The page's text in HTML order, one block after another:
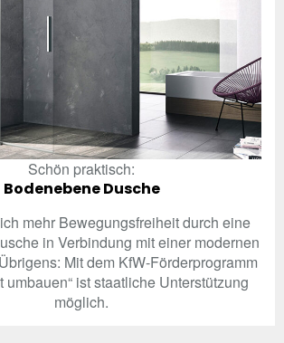
Schön praktisch:
Bodenebene Dusche
mehr Bewegungsfreiheit durch eine
in Verbindung mit einer modernen
Mit dem KfW-Förderprogramm
umbauen“ ist staatliche Unterstützung
möglich.